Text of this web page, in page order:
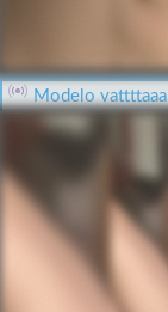
Modelo vattttaaa